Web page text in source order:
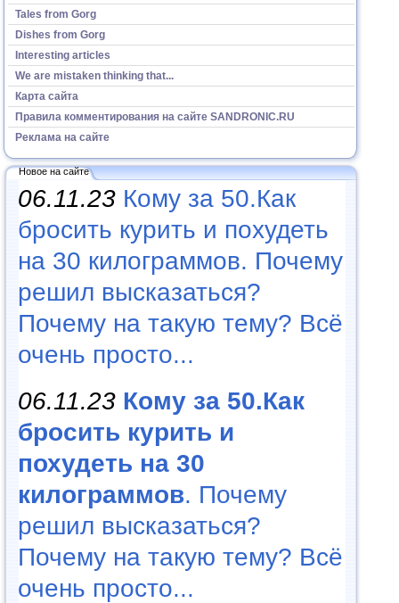
Tales from Gorg
Dishes from Gorg
Interesting articles
We are mistaken thinking that...
Карта сайта
Правила комментирования на сайте SANDRONIC.RU
Реклама на сайте
Новое на сайте
06.11.23 Кому за 50.Как
бросить курить и похудеть
на 30 килограммов. Почему
решил высказаться?
Почему на такую тему? Всё
очень просто...
06.11.23 Кому за 50.Как
бросить курить и
похудеть на 30
килограммов. Почему
решил высказаться?
Почему на такую тему? Всё
очень просто...